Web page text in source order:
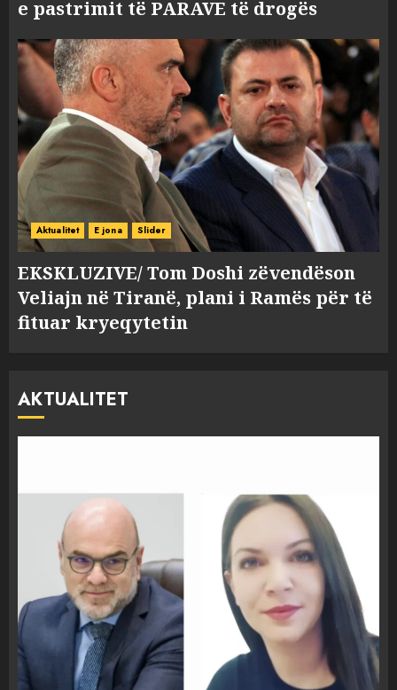
e pastrimit të PARAVE të drogës
Aktualitet E jona Slider
EKSKLUZIVE/ Tom Doshi zëvendëson
Veliajn në Tiranë, plani i Ramës për të
fituar kryeqytetin
AKTUALITET